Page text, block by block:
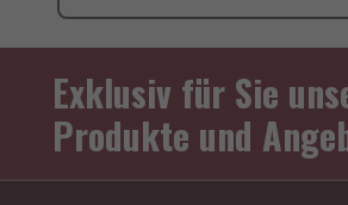
Exklusiv für Sie
Produkte und